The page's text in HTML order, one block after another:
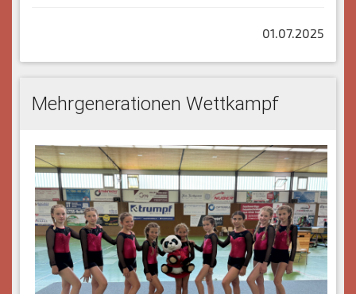
01.07.2025
Mehrgenerationen Wettkampf